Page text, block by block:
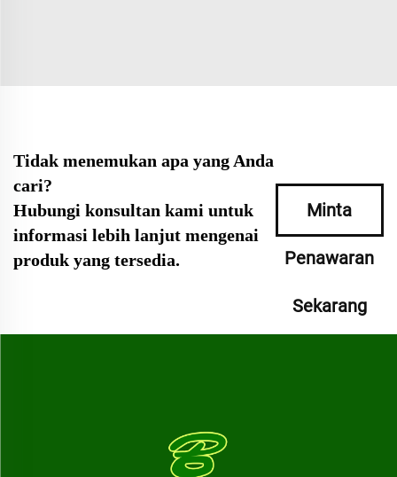
Tidak menemukan apa yang Anda
cari?
Hubungi konsultan kami untuk
informasi lebih lanjut mengenai
produk yang tersedia.
Minta
Penawaran
Sekarang